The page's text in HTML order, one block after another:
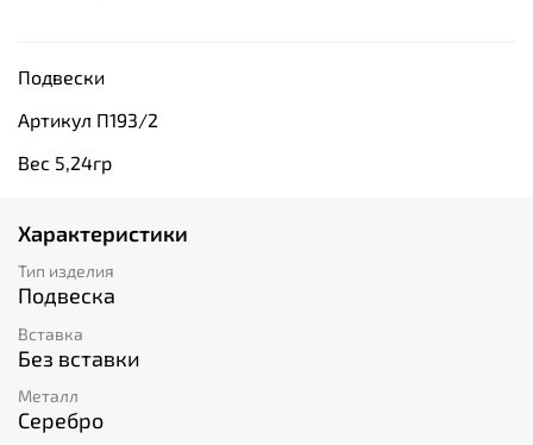
Подвески
Артикул П193/2
Вес 5,24гр
Характеристики
Тип изделия
Подвеска
Вставка
Без вставки
Металл
Серебро